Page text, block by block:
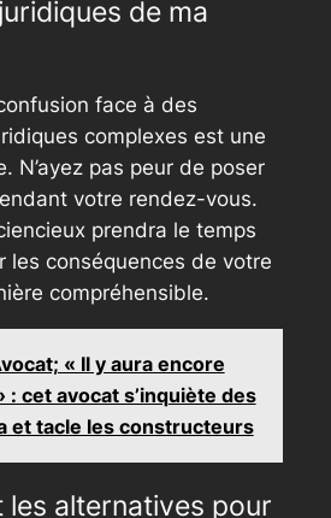
de ma
face à des
complexes est une
N’ayez pas peur de poser
votre rendez-vous.
prendra le temps
les conséquences de votre
compréhensible.
« Il y aura encore
: cet avocat s’inquiète des
et tacle les constructeurs
les alternatives pour